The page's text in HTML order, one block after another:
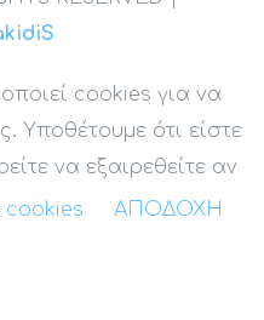
cookies για να
Υποθέτουμε ότι είστε
να εξαιρεθείτε αν
cookies ΑΠΟΔΟΧΗ